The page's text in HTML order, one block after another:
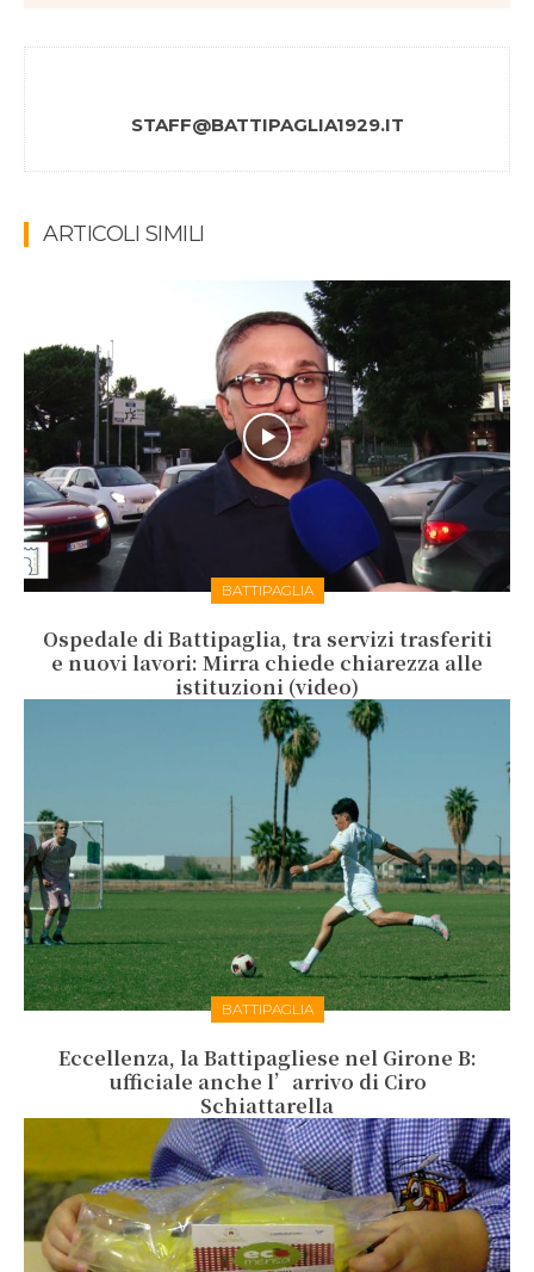
STAFF@BATTIPAGLIA1929.IT
ARTICOLI SIMILI
BATTIPAGLIA
Ospedale di Battipaglia, tra servizi trasferiti
e nuovi lavori: Mirra chiede chiarezza alle
istituzioni (video)
BATTIPAGLIA
Eccellenza, la Battipagliese nel Girone B:
ufficiale anche l’arrivo di Ciro
Schiattarella